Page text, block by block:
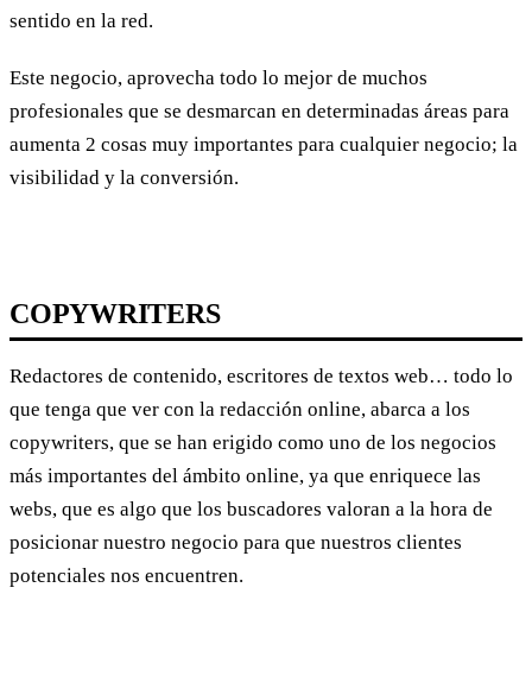
sentido en la red.
Este negocio, aprovecha todo lo mejor de muchos
profesionales que se desmarcan en determinadas áreas para
aumenta 2 cosas muy importantes para cualquier negocio; la
visibilidad y la conversión.
COPYWRITERS
Redactores de contenido, escritores de textos web… todo lo
que tenga que ver con la redacción online, abarca a los
copywriters, que se han erigido como uno de los negocios
más importantes del ámbito online, ya que enriquece las
webs, que es algo que los buscadores valoran a la hora de
posicionar nuestro negocio para que nuestros clientes
potenciales nos encuentren.